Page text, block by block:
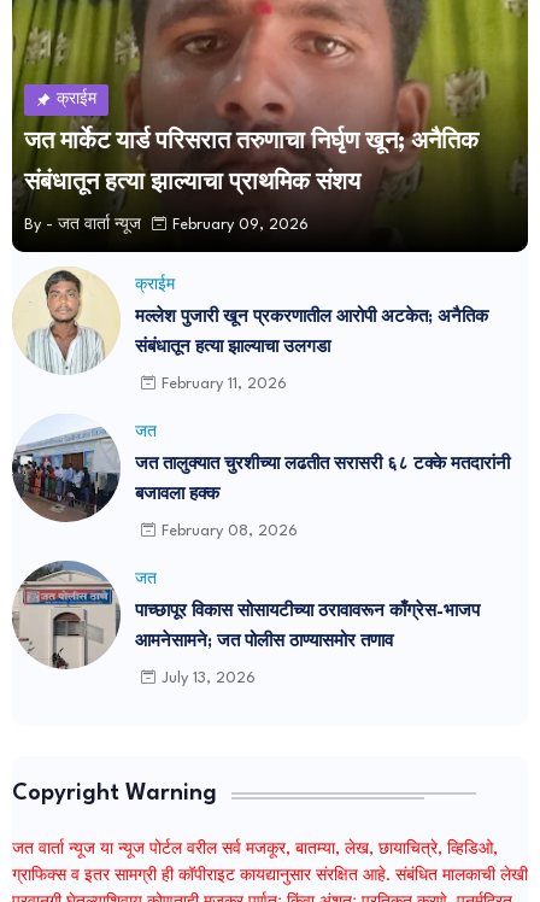
क्राईम
जत मार्केट यार्ड परिसरात तरुणाचा निर्घृण खून; अनैतिक
संबंधातून हत्या झाल्याचा प्राथमिक संशय
By - जत वार्ता न्यूज February 09, 2026
क्राईम
मल्लेश पुजारी खून प्रकरणातील आरोपी अटकेत; अनैतिक
संबंधातून हत्या झाल्याचा उलगडा
February 11, 2026
जत
जत तालुक्यात चुरशीच्या लढतीत सरासरी ६८ टक्के मतदारांनी
बजावला हक्क
February 08, 2026
जत
पाच्छापूर विकास सोसायटीच्या ठरावावरून काँग्रेस-भाजप
आमनेसामने; जत पोलीस ठाण्यासमोर तणाव
July 13, 2026
Copyright Warning
जत वार्ता न्यूज या न्यूज पोर्टल वरील सर्व मजकूर, बातम्या, लेख, छायाचित्रे, व्हिडिओ,
ग्राफिक्स व इतर सामग्री ही कॉपीराइट कायद्यानुसार संरक्षित आहे. संबंधित मालकाची लेखी